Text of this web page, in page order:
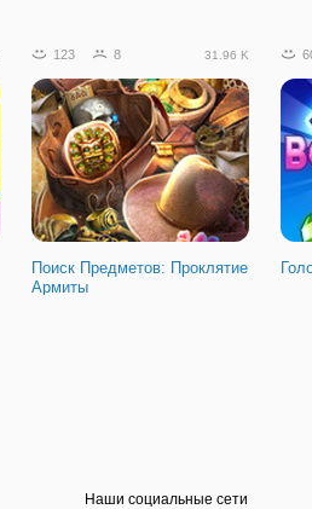
123 8 31.96 K
Поиск Предметов: Проклятие
Армиты
Наши социальные сети